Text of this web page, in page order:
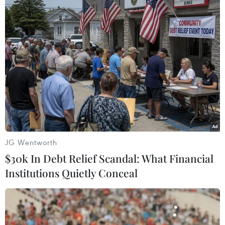
không. Dự án được xây dựng với đầy đủ khả
năng và trang thiết bị để đào tạo một phi công
từ giai đoạn khởi đầu tới lái được các mẫu máy
bay hiện đại.
Dự kiến sau khi hoàn thành và đưa vào hoạt
động vào năm 2022, Viện sẽ đào tạo gần 3.500
học viên mỗi năm, tập trung trong các chuyên
môn nghiệp vụ ngành như phi công, tiếp viên
hàng không, kỹ thuật, khai thác mặt đất, điều
hành khai thác bay và các chức năng đào tạo cơ
bản…
[Đình chỉ bay tổng số 27 phi công Pakistan
đang làm việc tại Việt Nam]
Với mục tiêu này, Viện đào tạo được kỳ vọng
JG Wentworth
$30k In Debt Relief Scandal: What Financial
Institutions Quietly Conceal